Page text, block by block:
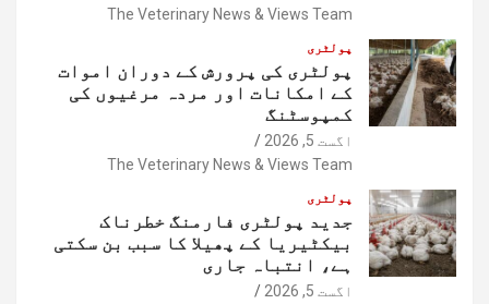
The Veterinary News & Views Team
پولٹری
پولٹری کی پرورش کے دوران اموات
کے امکانات اور مردہ مرغیوں کی
کمپوسٹنگ
اگست 5, 2026
The Veterinary News & Views Team
پولٹری
جدید پولٹری فارمنگ خطرناک
بیکٹیریا کے پھیلا کا سبب بن سکتی
ہے، انتباہ جاری
اگست 5, 2026